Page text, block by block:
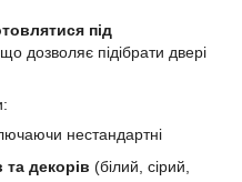
під
, що дозволяє підібрати двері
нестандартні
декорів (білий, сірий,